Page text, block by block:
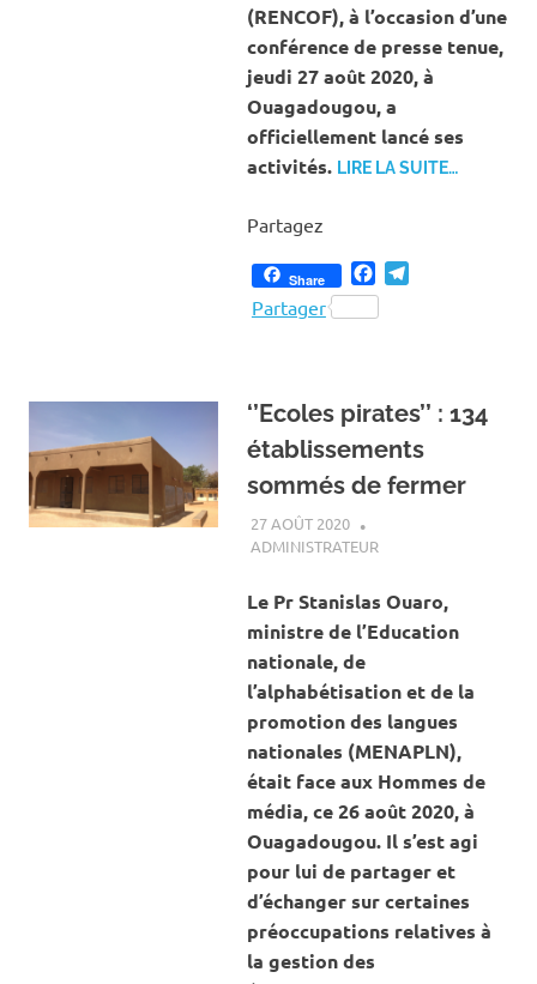
(RENCOF), à l’occasion d’une
conférence de presse tenue,
jeudi 27 août 2020, à
Ouagadougou, a
officiellement lancé ses
activités. LIRE LA SUITE…
Partagez
Share Facebook
Partager
‘’Ecoles pirates’’ : 134
établissements
sommés de fermer
27 AOÛT 2020
ADMINISTRATEURACTUALITÉ
Le Pr Stanislas Ouaro,
ministre de l’Education
nationale, de
l’alphabétisation et de la
promotion des langues
nationales (MENAPLN),
était face aux Hommes de
média, ce 26 août 2020, à
Ouagadougou. Il s’est agi
pour lui de partager et
d’échanger sur certaines
préoccupations relatives à
la gestion des